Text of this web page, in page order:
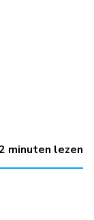
minuten lezen